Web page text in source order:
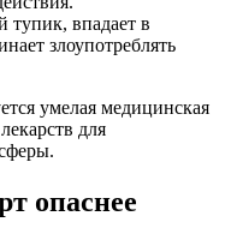
тупик, впадает в
злоупотреблять
умелая медицинская
для
опаснее